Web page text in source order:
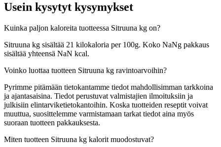
Usein kysytyt kysymykset
Kuinka paljon kaloreita tuotteessa Sitruuna kg on?
Sitruuna kg sisältää 21 kilokaloria per 100g. Koko NaNg pakkaus
sisältää yhteensä NaN kcal.
Voinko luottaa tuotteen Sitruuna kg ravintoarvoihin?
Pyrimme pitämään tietokantamme tiedot mahdollisimman tarkkoina
ja ajantasaisina. Tiedot perustuvat valmistajien ilmoituksiin ja
julkisiin elintarviketietokantoihin. Koska tuotteiden reseptit voivat
muuttua, suosittelemme varmistamaan tarkat tiedot aina myös
suoraan tuotteen pakkauksesta.
Miten tuotteen Sitruuna kg kalorit muodostuvat?